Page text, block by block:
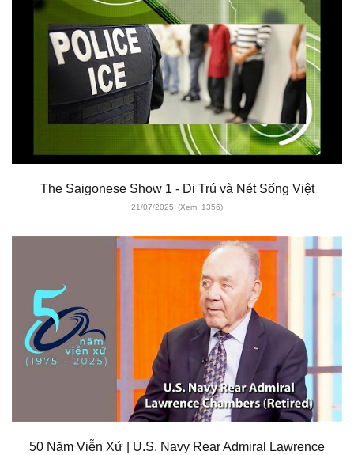
The Saigonese Show 1 - Di Trú và Nét Sống Việt
21/07/2025 (Xem: 1356)
50 Năm Viễn Xứ | U.S. Navy Rear Admiral Lawrence